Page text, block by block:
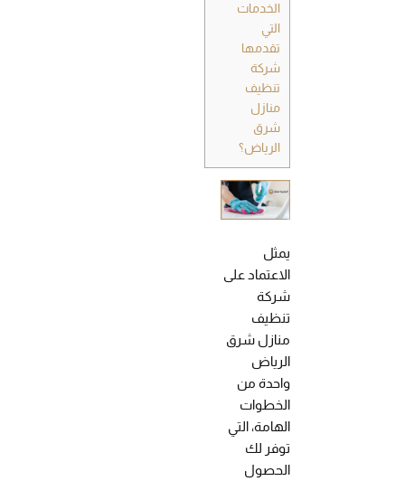
الخدمات
التي
تقدمها
شركة
تنظيف
منازل
شرق
الرياض؟
يمثل
الاعتماد على
شركة
تنظيف
منازل شرق
الرياض
واحدة من
الخطوات
الهامة، التي
توفر لك
الحصول